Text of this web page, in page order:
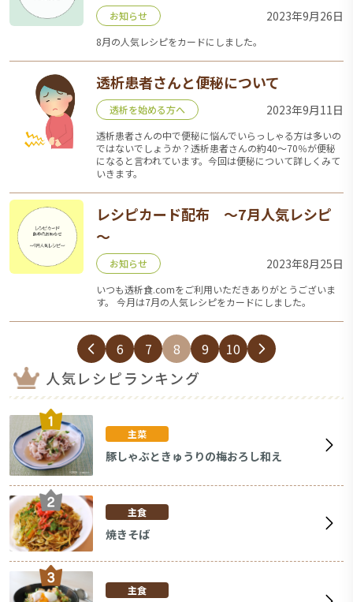
お知らせ 2023年9月26日
8月の人気レシピをカードにしました。
透析患者さんと便秘について
透析を始める方へ 2023年9月11日
透析患者さんの中で便秘に悩んでいらっしゃる方は多いの
ではないでしょうか？透析患者さんの約40～70％が便秘
になると言われています。今回は便秘について詳しくみて
いきます。
レシピカード配布 ～7月人気レシピ
～
お知らせ 2023年8月25日
いつも透析食.comをご利用いただきありがとうございま
す。 今月は7月の人気レシピをカードにしました。
6 7 8 9 10
人気レシピランキング
主菜
豚しゃぶときゅうりの梅おろし和え
主食
焼きそば
主食